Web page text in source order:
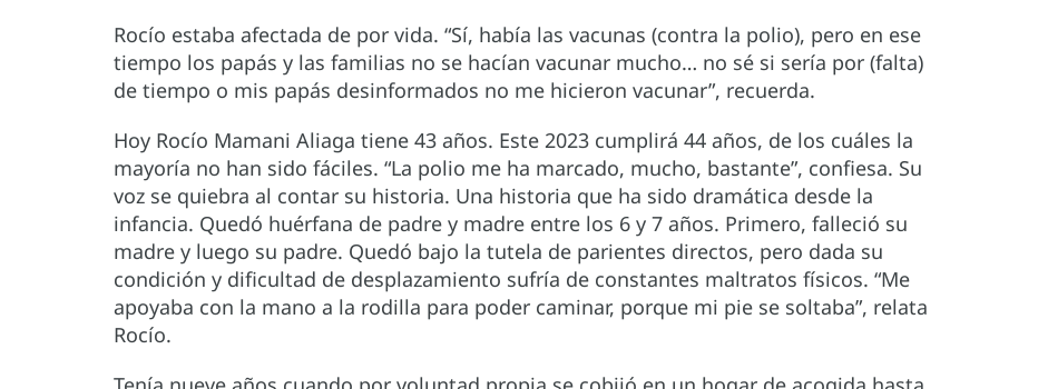
Rocío estaba afectada de por vida. “Sí, había las vacunas (contra la polio), pero en ese
tiempo los papás y las familias no se hacían vacunar mucho… no sé si sería por (falta)
de tiempo o mis papás desinformados no me hicieron vacunar”, recuerda.
Hoy Rocío Mamani Aliaga tiene 43 años. Este 2023 cumplirá 44 años, de los cuáles la
mayoría no han sido fáciles. “La polio me ha marcado, mucho, bastante”, confiesa. Su
voz se quiebra al contar su historia. Una historia que ha sido dramática desde la
infancia. Quedó huérfana de padre y madre entre los 6 y 7 años. Primero, falleció su
madre y luego su padre. Quedó bajo la tutela de parientes directos, pero dada su
condición y dificultad de desplazamiento sufría de constantes maltratos físicos. “Me
apoyaba con la mano a la rodilla para poder caminar, porque mi pie se soltaba”, relata
Rocío.